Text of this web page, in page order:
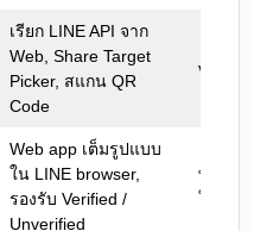
เรียก LINE API จาก
Web, Share Target
Picker, สแกน QR
Code
v2.27.3
Web app เต็มรูปแบบ
ใน LINE browser,
รองรับ Verified /
Unverified
พร้อม
ใช้งาน